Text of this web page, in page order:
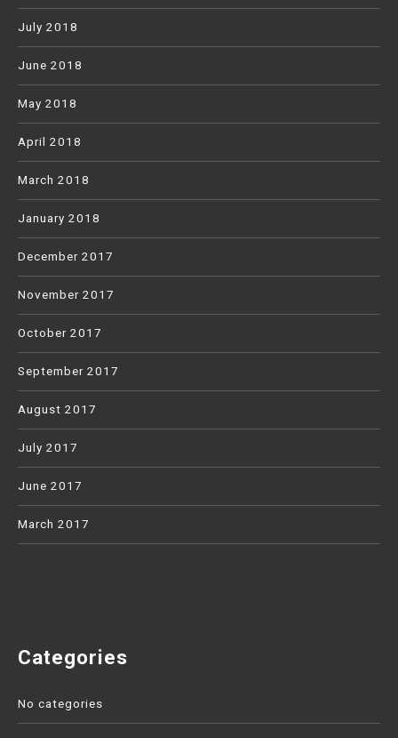
July 2018
June 2018
May 2018
April 2018
March 2018
January 2018
December 2017
November 2017
October 2017
September 2017
August 2017
July 2017
June 2017
March 2017
Categories
No categories